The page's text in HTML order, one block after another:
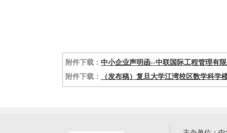
附件下载： 中小企业声明函--中联国际工程管理有
附件下载：
（发布稿）复旦大学江湾校区数学科